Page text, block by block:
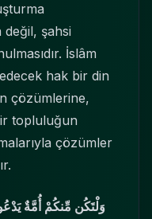
şahsi
İslâm
hak bir din
çözümlerine,
topluluğun
çözümler
وَلْتَكُن مِّنكُمْ أُمَّةٌ